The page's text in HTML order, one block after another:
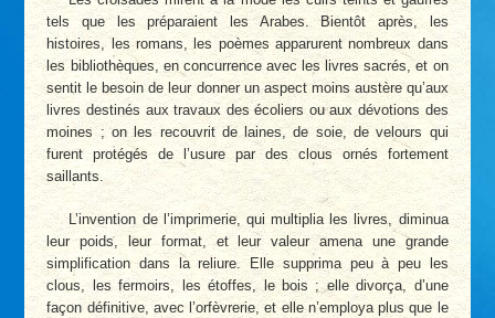
tels que les préparaient les Arabes. Bientôt après, les
histoires, les romans, les poèmes apparurent nombreux dans
les bibliothèques, en concurrence avec les livres sacrés, et on
sentit le besoin de leur donner un aspect moins austère qu’aux
livres destinés aux travaux des écoliers ou aux dévotions des
moines ; on les recouvrit de laines, de soie, de velours qui
furent protégés de l’usure par des clous ornés fortement
saillants.
L’invention de l’imprimerie, qui multiplia les livres, diminua
leur poids, leur format, et leur valeur amena une grande
simplification dans la reliure. Elle supprima peu à peu les
clous, les fermoirs, les étoffes, le bois ; elle divorça, d’une
façon définitive, avec l’orfèvrerie, et elle n’employa plus que le